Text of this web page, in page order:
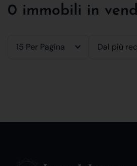
0 immobili in
15 Per Pagina Dal più